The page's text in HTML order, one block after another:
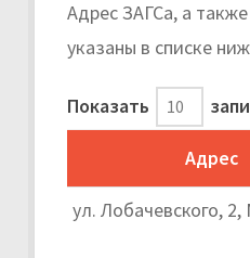
Адрес ЗАГСа, а
указаны в списке
Показать
Адрес
ул. Лобачевского, 2,